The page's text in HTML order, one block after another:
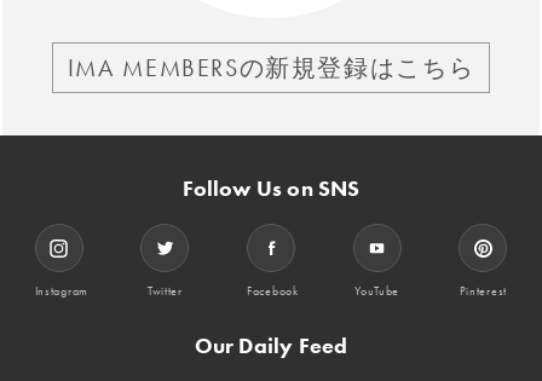
IMA MEMBERSの新規登録はこちら
Follow Us on SNS
Instagram Twitter Facebook YouTube Pinterest
Our Daily Feed